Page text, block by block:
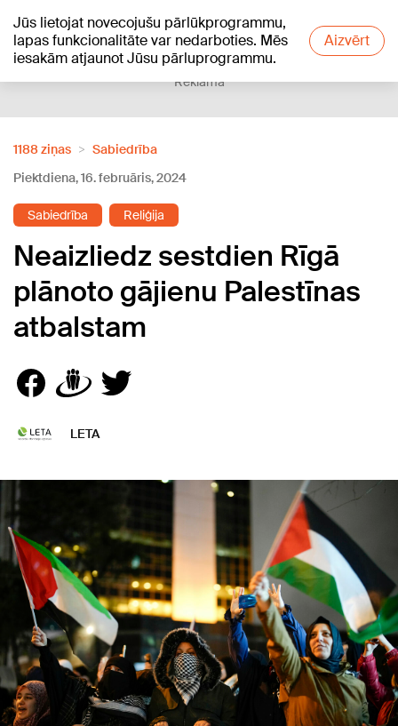
Jūs lietojat novecojušu pārlūkprogrammu,
lapas funkcionalitāte var nedarboties. Mēs
iesakām atjaunot Jūsu pārluprogrammu.
Aizvērt
+20°C
Reklāma
1188 ziņas
Sabiedrība
Piektdiena, 16. februāris, 2024
Sabiedrība Reliģija
Neaizliedz sestdien Rīgā
plānoto gājienu Palestīnas
atbalstam
LETA